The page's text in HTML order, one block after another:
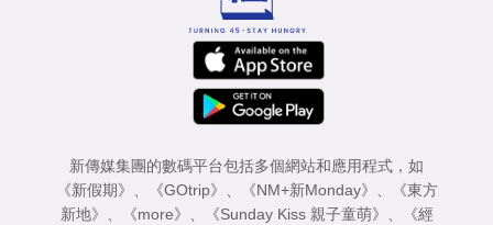
新傳媒集團的數碼平台包括多個網站和應用程式，如
《新假期》 、 《GOtrip》 、 《NM+新Monday》 、
《東方
新地》 、 《more》 、 《Sunday Kiss 親子童萌》 、
《經